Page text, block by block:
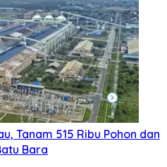
Tanam 515 Ribu Pohon dan
Bara